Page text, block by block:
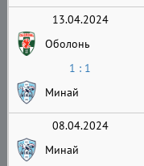
13.04.2024
Оболонь
1 : 1
Минай
08.04.2024
Минай